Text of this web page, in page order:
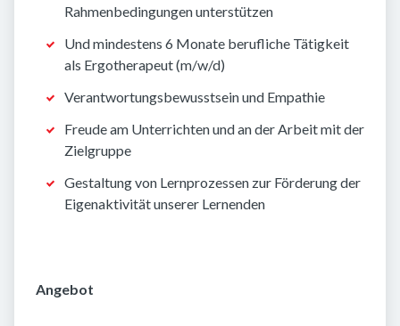
Rahmenbedingungen unterstützen
Und mindestens 6 Monate berufliche Tätigkeit
als Ergotherapeut (m/w/d)
Verantwortungsbewusstsein und Empathie
Freude am Unterrichten und an der Arbeit mit der
Zielgruppe
Gestaltung von Lernprozessen zur Förderung der
Eigenaktivität unserer Lernenden
Angebot